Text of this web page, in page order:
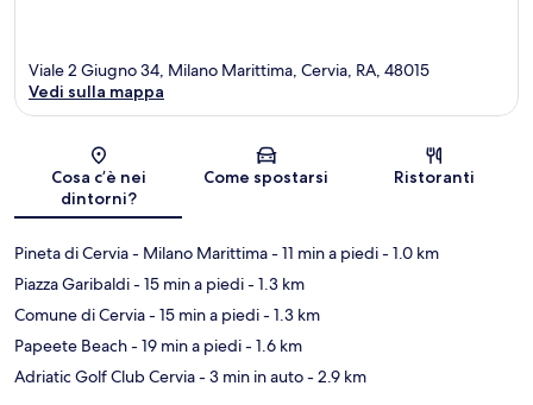
Mappa
Viale 2 Giugno 34, Milano Marittima, Cervia, RA, 48015
Vedi sulla mappa
Cosa c’è nei
dintorni?
Come spostarsi Ristoranti
Pineta di Cervia - Milano Marittima- 11 min a piedi- 1.0 km
Piazza Garibaldi- 15 min a piedi- 1.3 km
Comune di Cervia- 15 min a piedi- 1.3 km
Papeete Beach- 19 min a piedi- 1.6 km
Adriatic Golf Club Cervia- 3 min in auto- 2.9 km